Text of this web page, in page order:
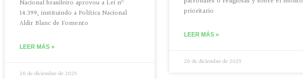
Nacional brasileiro aprovou a Lei nº
14.399, instituindo a Política Nacional
Aldir Blanc de Fomento
LEER MÁS »
26 de diciembre de 2025
prioritario
LEER MÁS »
26 de diciembre de 2025